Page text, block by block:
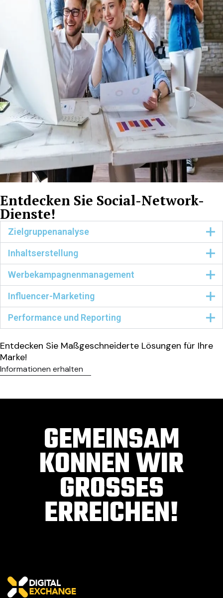
Entdecken Sie Social-Network-
Dienste!
Zielgruppenanalyse
Inhaltserstellung
Werbekampagnenmanagement
Influencer-Marketing
Performance und Reporting
Entdecken Sie Maßgeschneiderte Lösungen für Ihre
Marke!
Informationen erhalten
GEMEINSAM
KONNEN WIR
GROSSES E
RREICHEN!